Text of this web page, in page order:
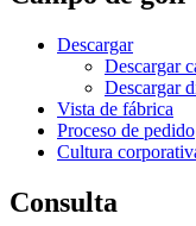
Descargar
Descargar
Descargar
Vista de fábrica
Proceso de pedido
Cultura
Consulta